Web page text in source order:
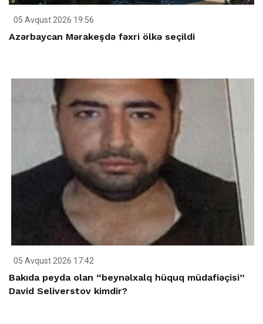
05 Avqust 2026 19:56
Azərbaycan Mərakeşdə fəxri ölkə seçildi
05 Avqust 2026 17:42
Bakıda peyda olan “beynəlxalq hüquq müdafiəçisi”
David Seliverstov kimdir?